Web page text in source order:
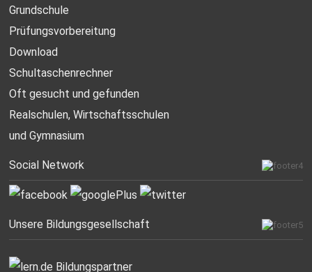
Grundschule
Prüfungsvorbereitung
Download
Schultaschenrechner
Oft gesucht und gefunden
Realschulen,Wirtschaftsschulen
und Gymnasium
Social Network
Unsere Bildungsgesellschaft